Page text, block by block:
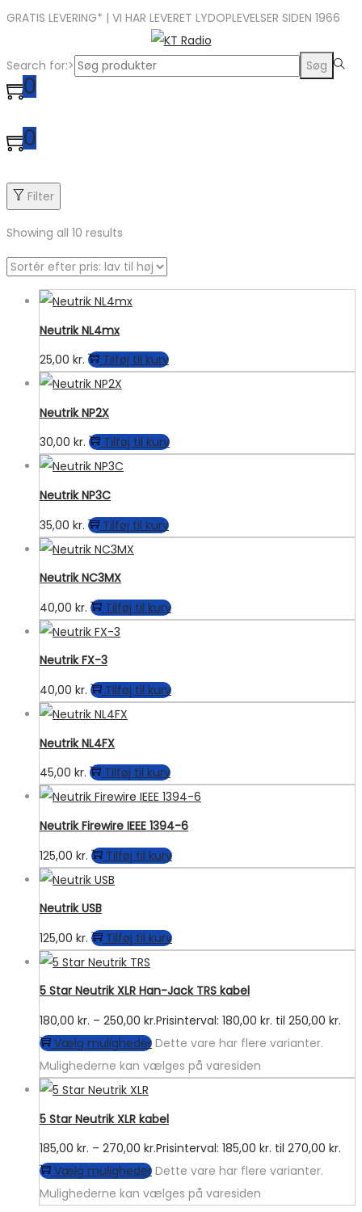
GRATIS LEVERING* | VI HAR LEVERET LYDOPLEVELSER SIDEN 1966
Search for:> Søg
0
0
Filter
Showing all 10 results
Neutrik NL4mx
25,00 kr. Tilføj til kurv
Neutrik NP2X
30,00 kr. Tilføj til kurv
Neutrik NP3C
35,00 kr. Tilføj til kurv
Neutrik NC3MX
40,00 kr. Tilføj til kurv
Neutrik FX-3
40,00 kr. Tilføj til kurv
Neutrik NL4FX
45,00 kr. Tilføj til kurv
Neutrik Firewire IEEE 1394-6
125,00 kr. Tilføj til kurv
Neutrik USB
125,00 kr. Tilføj til kurv
5 Star Neutrik XLR Han-Jack TRS kabel
180,00 kr. – 250,00 kr.Prisinterval: 180,00 kr. til 250,00 kr.
Vælg muligheder Dette vare har flere varianter.
Mulighederne kan vælges på varesiden
5 Star Neutrik XLR kabel
185,00 kr. – 270,00 kr.Prisinterval: 185,00 kr. til 270,00 kr.
Vælg muligheder Dette vare har flere varianter.
Mulighederne kan vælges på varesiden